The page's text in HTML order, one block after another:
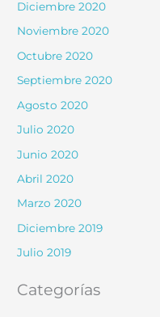
Diciembre 2020
Noviembre 2020
Octubre 2020
Septiembre 2020
Agosto 2020
Julio 2020
Junio 2020
Abril 2020
Marzo 2020
Diciembre 2019
Julio 2019
Categorías